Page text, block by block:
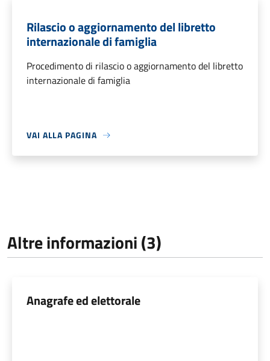
Rilascio o aggiornamento del libretto
internazionale di famiglia
Procedimento di rilascio o aggiornamento del libretto
internazionale di famiglia
VAI ALLA PAGINA
Altre informazioni (3)
Anagrafe ed elettorale